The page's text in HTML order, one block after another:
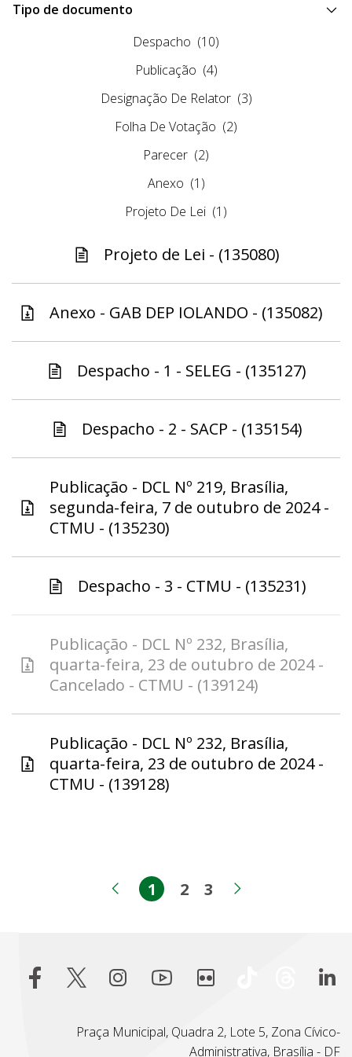
Tipo de documento
Despacho (10)
Publicação (4)
Designação De Relator (3)
Folha De Votação (2)
Parecer (2)
Anexo (1)
Projeto De Lei (1)
Projeto de Lei - (135080)
Anexo - GAB DEP IOLANDO - (135082)
Despacho - 1 - SELEG - (135127)
Despacho - 2 - SACP - (135154)
Publicação - DCL Nº 219, Brasília,
segunda-feira, 7 de outubro de 2024 -
CTMU - (135230)
Despacho - 3 - CTMU - (135231)
Publicação - DCL Nº 232, Brasília,
quarta-feira, 23 de outubro de 2024 -
Cancelado - CTMU - (139124)
Publicação - DCL Nº 232, Brasília,
quarta-feira, 23 de outubro de 2024 -
CTMU - (139128)
Página anterior
Página
1 Página
2 Página
3
Praça Municipal, Quadra 2, Lote 5, Zona Cívico-
Administrativa, Brasília - DF